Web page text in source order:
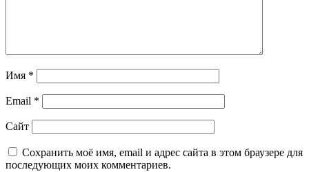
Имя *
Email *
Сайт
Сохранить моё имя, email и адрес сайта в этом браузере для
последующих моих комментариев.